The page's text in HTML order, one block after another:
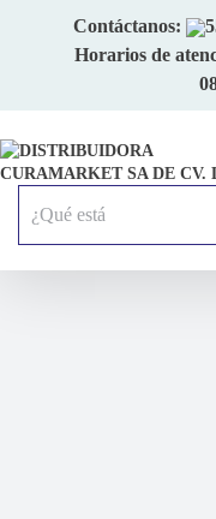
Contáctanos:
Horarios de